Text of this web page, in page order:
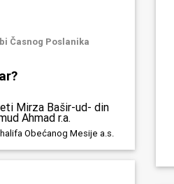
Časnog Poslanika
Mirza Bašir-ud- din
Ahmad r.a.
Obećanog Mesije a.s.